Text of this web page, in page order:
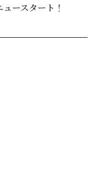
ースタート！